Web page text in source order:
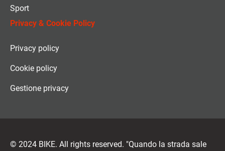
Sport
Privacy & Cookie Policy
Privacy policy
Cookie policy
Gestione privacy
© 2024 BIKE. All rights reserved. "Quando la strada sale